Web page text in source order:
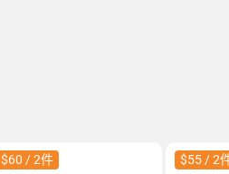
$60 / 2件 $55 / 2